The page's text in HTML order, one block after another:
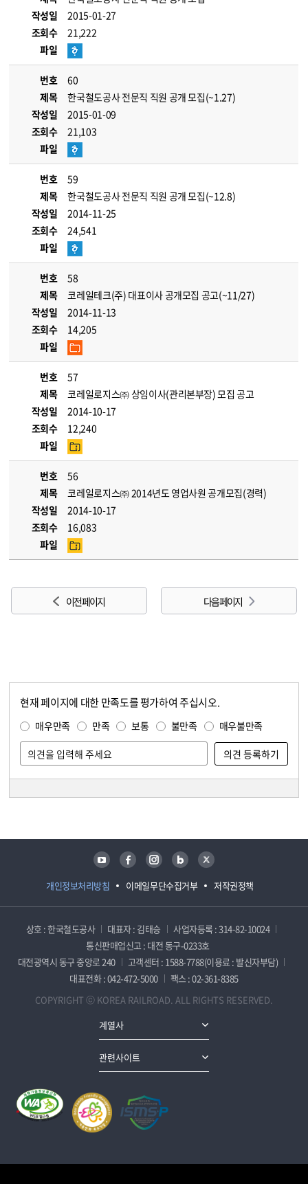
작성일
2015-01-27
조회수
21,222
파일
번호
60
제목
한국철도공사 전문직 직원 공개 모집(~1.27)
작성일
2015-01-09
조회수
21,103
파일
번호
59
제목
한국철도공사 전문직 직원 공개 모집(~12.8)
작성일
2014-11-25
조회수
24,541
파일
번호
58
제목
코레일테크(주) 대표이사 공개모집 공고(~11/27)
작성일
2014-11-13
조회수
14,205
파일
번호
57
제목
코레일로지스㈜ 상임이사(관리본부장) 모집 공고
작성일
2014-10-17
조회수
12,240
파일
번호
56
제목
코레일로지스㈜ 2014년도 영업사원 공개모집(경력)
작성일
2014-10-17
조회수
16,083
파일
이전 페이지 다음 페이지
현재 페이지에 대한 만족도를 평가하여 주십시오.
매우만족 만족 보통 불만족 매우불만족
개인정보처리방침 이메일무단수집거부 저작권정책
유튜브 페이스북 인스타그램 블로그 트위터
상호 : 한국철도공사 대표자 : 김태승
사업자등록 : 314-82-10024
통신판매업신고 : 대전 동구-0233호
대전광역시 동구 중앙로 240
고객센터 : 1588-7788(이용료 : 발신자부담)
대표전화 : 042-472-5000
팩스 : 02-361-8385
COPYRIGHT ⓒ KOREA RAILROAD. ALL RIGHTS RESERVED.
계열사
관련사이트